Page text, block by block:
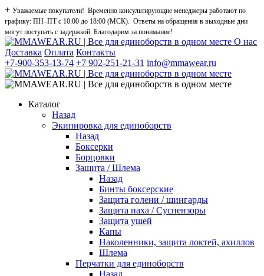
+ Уважаемые покупатели! Временно консультирующие менеджеры работают по
графику: ПН–ПТ с 10:00 до 18:00 (МСК). Ответы на обращения в выходные дни
могут поступать с задержкой. Благодарим за понимание!
О нас
Доставка Оплата Контакты
+7-900-353-13-74 +7 902-251-21-31 info@mmawear.ru
Каталог
Назад
Экипировка для единоборств
Назад
Боксерки
Борцовки
Защита / Шлема
Назад
Бинты боксерские
Защита голени / шингарды
Защита паха / Суспензоры
Защита ушей
Капы
Наколенники, защита локтей, ахиллов
Шлема
Перчатки для единоборств
Назад